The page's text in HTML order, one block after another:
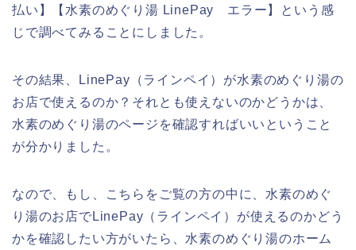
払い】【水素のめぐり湯 LinePay エラー】という感
じで調べてみることにしました。
その結果、LinePay（ラインペイ）が水素のめぐり湯の
お店で使えるのか？それとも使えないのかどうかは、
水素のめぐり湯のページを確認すればいいということ
が分かりました。
なので、もし、こちらをご覧の方の中に、水素のめぐ
り湯のお店でLinePay（ラインペイ）が使えるのかどう
かを確認したい方がいたら、水素のめぐり湯のホーム